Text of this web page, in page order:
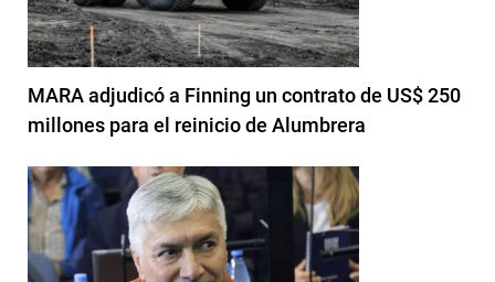
MARA adjudicó a Finning un contrato de US$ 250
millones para el reinicio de Alumbrera